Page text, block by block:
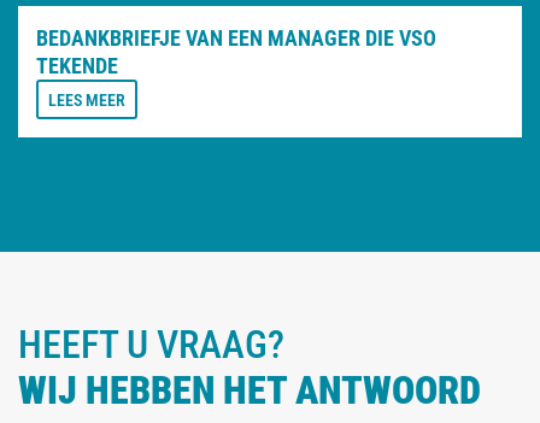
BEDANKBRIEFJE VAN EEN MANAGER DIE VSO
TEKENDE
LEES MEER
HEEFT U VRAAG?
WIJ HEBBEN HET ANTWOORD